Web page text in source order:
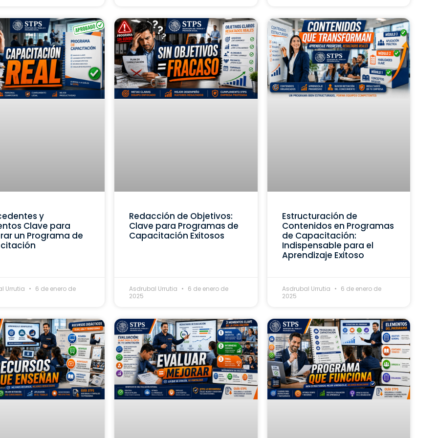
y
Clave para
un Programa de
Urrutia 6 de enero de
Redacción de Objetivos:
Clave para Programas de
Capacitación Exitosos
Asdrubal Urrutia
6 de enero de
2025
Estructuración de
Contenidos en Programas
de Capacitación:
Indispensable para el
Aprendizaje Exitoso
Asdrubal Urrutia
6 de enero de
2025